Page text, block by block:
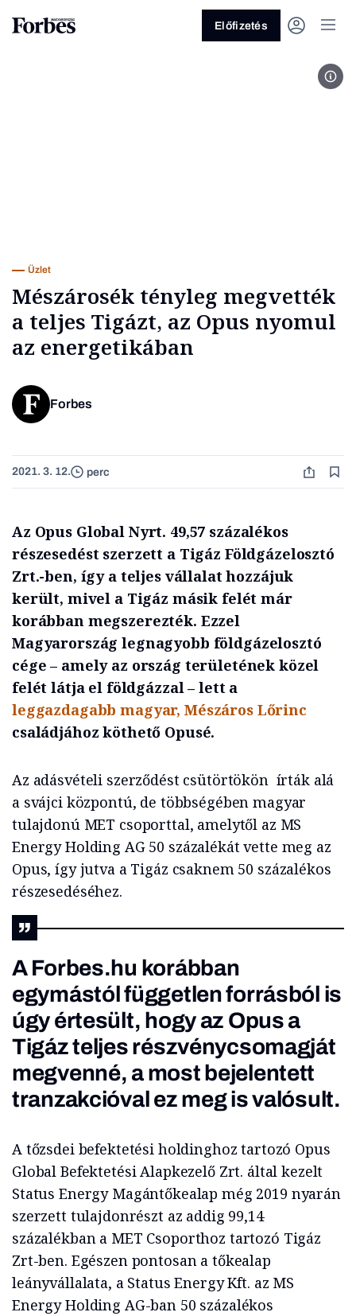
Előfizetés
Üzlet
Mészárosék tényleg megvették
a teljes Tigázt, az Opus nyomul
az energetikában
Forbes
2021. 3. 12. perc
Az Opus Global Nyrt. 49,57 százalékos
részesedést szerzett a Tigáz Földgázelosztó
Zrt.-ben, így a teljes vállalat hozzájuk
került, mivel a Tigáz másik felét már
korábban megszerezték. Ezzel
Magyarország legnagyobb földgázelosztó
cége – amely az ország területének közel
felét látja el földgázzal – lett a
leggazdagabb magyar, Mészáros Lőrinc
családjához köthető Opusé.
Az adásvételi szerződést csütörtökön írták alá
a svájci központú, de többségében magyar
tulajdonú MET csoporttal, amelytől az MS
Energy Holding AG 50 százalékát vette meg az
Opus, így jutva a Tigáz csaknem 50 százalékos
részesedéséhez.
A Forbes.hu korábban
egymástól független forrásból is
úgy értesült, hogyaz Opus a
Tigáz teljes részvénycsomagját
megvenné, a most bejelentett
tranzakcióval ez meg is valósult.
A tőzsdei befektetési holdinghoz tartozó Opus
Global Befektetési Alapkezelő Zrt. által kezelt
Status Energy Magántőkealap még 2019 nyarán
szerzett tulajdonrészt az addig 99,14
százalékban a MET Csoporthoz tartozó Tigáz
Zrt-ben. Egészen pontosan a tőkealap
leányvállalata, a Status Energy Kft. az MS
Energy Holding AG-ban 50 százalékos